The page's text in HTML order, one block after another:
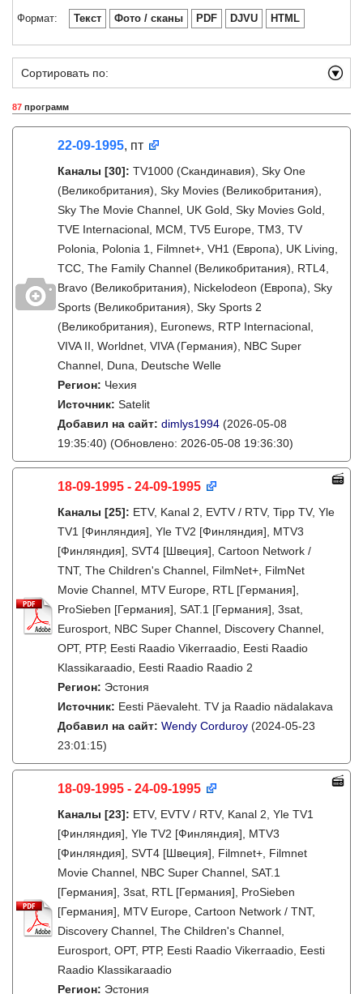
Формат: Текст Фото / сканы PDF DJVU HTML
Сортировать по:
87 программ
22-09-1995, пт
Каналы [30]: TV1000 (Скандинавия), Sky One
(Великобритания), Sky Movies (Великобритания),
Sky The Movie Channel, UK Gold, Sky Movies Gold,
TVE Internacional, MCM, TV5 Europe, TM3, TV
Polonia, Polonia 1, Filmnet+, VH1 (Европа), UK Living,
TCC, The Family Channel (Великобритания), RTL4,
Bravo (Великобритания), Nickelodeon (Европа), Sky
Sports (Великобритания), Sky Sports 2
(Великобритания), Euronews, RTP Internacional,
VIVA II, Worldnet, VIVA (Германия), NBC Super
Channel, Duna, Deutsche Welle
Регион: Чехия
Источник: Satelit
Добавил на сайт: dimlys1994 (2026-05-08
19:35:40) (Обновлено: 2026-05-08 19:36:30)
18-09-1995 - 24-09-1995
Каналы [25]: ETV, Kanal 2, EVTV / RTV, Tipp TV, Yle
TV1 [Финляндия], Yle TV2 [Финляндия], MTV3
[Финляндия], SVT4 [Швеция], Cartoon Network /
TNT, The Children's Channel, FilmNet+, FilmNet
Movie Channel, MTV Europe, RTL [Германия],
ProSieben [Германия], SAT.1 [Германия], 3sat,
Eurosport, NBC Super Channel, Discovery Channel,
ОРТ, РТР, Eesti Raadio Vikerraadio, Eesti Raadio
Klassikaraadio, Eesti Raadio Raadio 2
Регион: Эстония
Источник: Eesti Päevaleht. TV ja Raadio nädalakava
Добавил на сайт: Wendy Corduroy (2024-05-23
23:01:15)
18-09-1995 - 24-09-1995
Каналы [23]: ETV, EVTV / RTV, Kanal 2, Yle TV1
[Финляндия], Yle TV2 [Финляндия], MTV3
[Финляндия], SVT4 [Швеция], Filmnet+, Filmnet
Movie Channel, NBC Super Channel, SAT.1
[Германия], 3sat, RTL [Германия], ProSieben
[Германия], MTV Europe, Cartoon Network / TNT,
Discovery Channel, The Children's Channel,
Eurosport, ОРТ, РТР, Eesti Raadio Vikerraadio, Eesti
Raadio Klassikaraadio
Регион: Эстония